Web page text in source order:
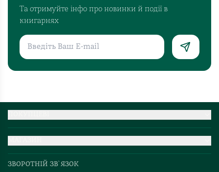
Та отримуйте інфо про новинки й події в
книгарнях
Про нас
Добірки
Партнерство
ЗВОРОТНІЙ ЗВ`ЯЗОК